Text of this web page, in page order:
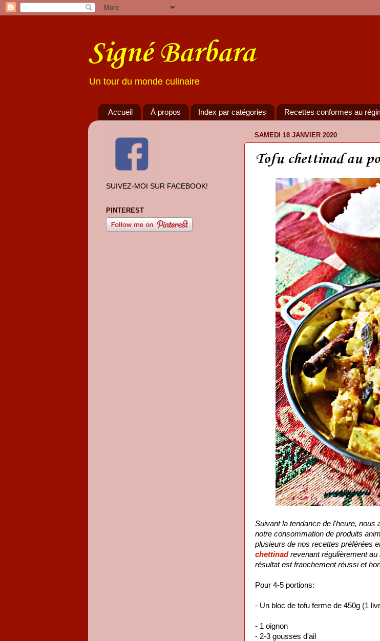
Signé Barbara
Un tour du monde culinaire
Accueil À propos Index par catégories Recettes conformes au
SAMEDI 18 JANVIER 2020
Tofu chettinad au
Suivant la tendance de l'heure, nous
notre consommation de produits
plusieurs de nos recettes préférées
chettinadrevenant régulièrement
résultat est franchement réussi et
Pour 4-5 portions:
- Un bloc de tofu ferme de 450g (1
- 1 oignon
- 2-3 gousses d'ail
SUIVEZ-MOI SUR FACEBOOK!
PINTEREST